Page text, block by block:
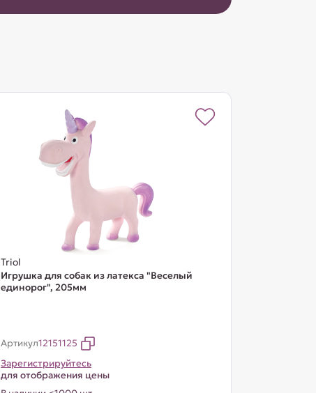
Triol
Игрушка для собак из латекса "Веселый
единорог", 205мм
Артикул12151125
Зарегистрируйтесь
для отображения цены